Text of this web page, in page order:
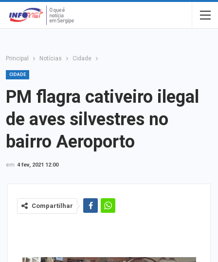
Principal Notícias Cidade
CIDADE
PM flagra cativeiro ilegal
de aves silvestres no
bairro Aeroporto
em 4 fev, 2021 12:00
Compartilhar